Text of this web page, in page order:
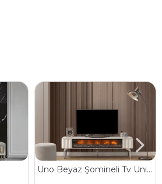
Uno Beyaz Şomineli Tv Ünitesi